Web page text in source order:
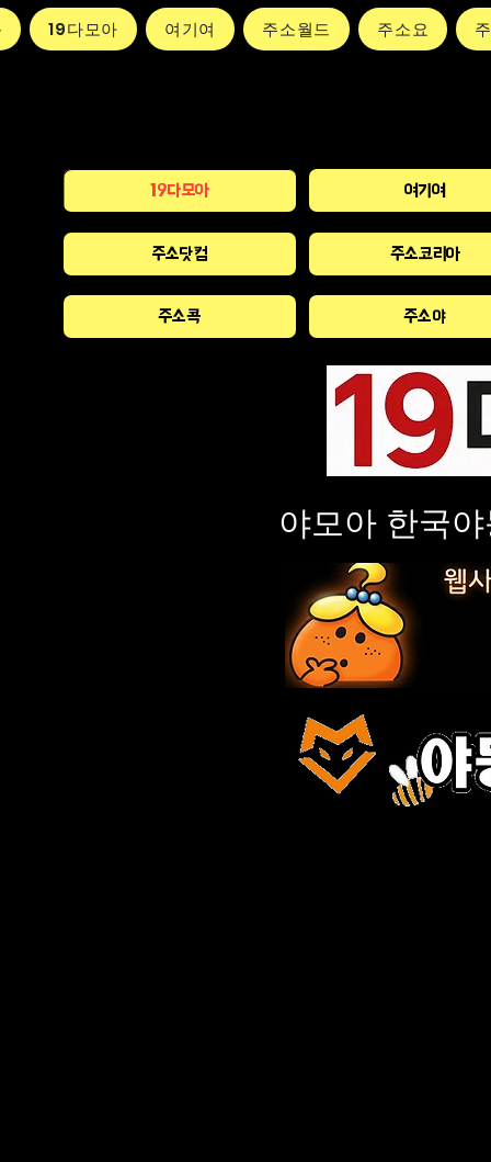
19다모아 여기여 주소월드 주소요
주소닷컴 주소코리아
주소콕 주소야
19다모아 여기여
야모아 한국